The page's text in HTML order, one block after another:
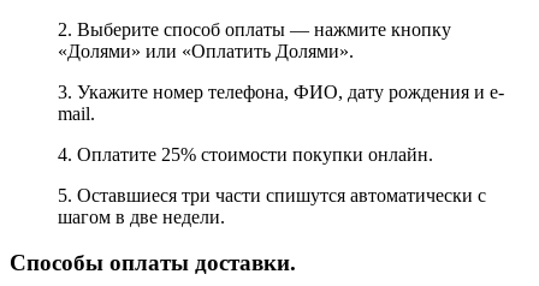
2. Выберите способ оплаты — нажмите кнопку
«Долями» или «Оплатить Долями».
3. Укажите номер телефона, ФИО, дату рождения и e-
mail.
4. Оплатите 25% стоимости покупки онлайн.
5. Оставшиеся три части спишутся автоматически с
шагом в две недели.
Способы оплаты доставки.